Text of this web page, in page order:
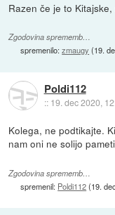
Razen če je to
Zgodovina sprememb…
spremenilo:zmaugy (19.
Poldi112
:: 19. dec 2020,
Kolega, ne podtikajte.
nam oni ne solijo
Zgodovina sprememb…
spremenil: Poldi112(19.